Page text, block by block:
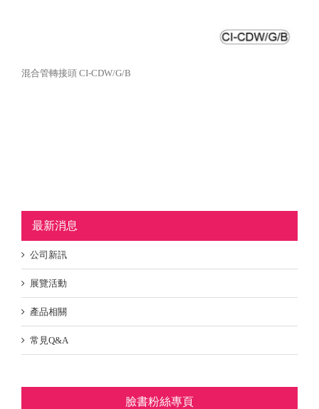
混合管轉接頭 CI-CDW/G/B
最新消息
公司新訊
展覽活動
產品相關
常見Q&A
臉書粉絲專頁